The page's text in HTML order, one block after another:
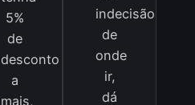
5%
de
desconto
a
mais,
indecisão
de
onde
ir,
dá